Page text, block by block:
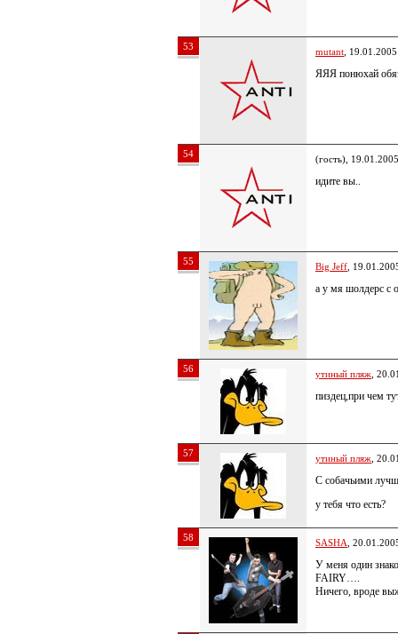
53 mutant ,
ЯЯЯ понюхай
54 (гость),
идите вы..
55 Big Jeff ,
а у мя шолдерс с
56 утиный пляж ,
пиздец,при чем
57 утиный пляж ,
С собачьими
у тебя что есть?
58 SASHA ,
У меня один
FAIRY….
Ничего, вроде